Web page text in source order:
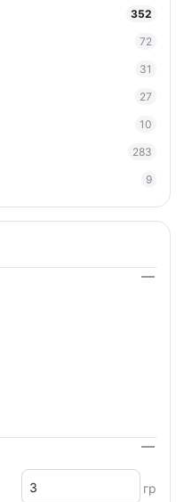
352
72
31
27
10
283
9
гр